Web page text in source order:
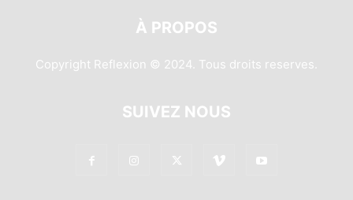
À PROPOS
Copyright Reflexion © 2024. Tous droits reserves.
SUIVEZ NOUS